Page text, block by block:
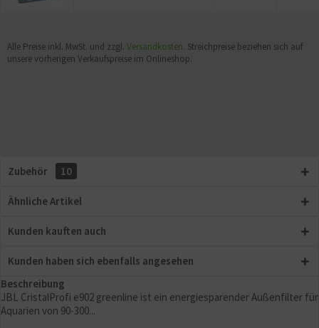
Alle Preise inkl. MwSt. und zzgl. Versandkosten. Streichpreise beziehen sich auf
unsere vorherigen Verkaufspreise im Onlineshop.
Zubehör 10
Ähnliche Artikel
Kunden kauften auch
Kunden haben sich ebenfalls angesehen
Beschreibung
JBL CristalProfi e902 greenline ist ein energiesparender Außenfilter für
Aquarien von 90-300...